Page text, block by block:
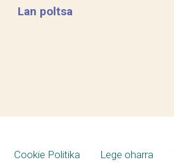
Lan poltsa
Cookie Politika Lege oharra